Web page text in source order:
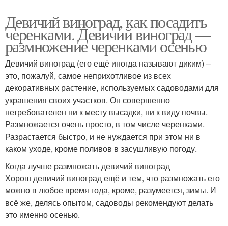
Девичий виноград, как посадить
черенками. Девичий виноград —
размножение черенками осенью
Девичий виноград (его ещё иногда называют диким) –
это, пожалуй, самое неприхотливое из всех
декоративных растение, используемых садоводами для
украшения своих участков. Он совершенно
нетребователен ни к месту высадки, ни к виду почвы.
Размножается очень просто, в том числе черенками.
Разрастается быстро, и не нуждается при этом ни в
каком уходе, кроме поливов в засушливую погоду.
Когда лучше размножать девичий виноград
Хорош девичий виноград ещё и тем, что размножать его
можно в любое время года, кроме, разумеется, зимы. И
всё же, делясь опытом, садоводы рекомендуют делать
это именно осенью.